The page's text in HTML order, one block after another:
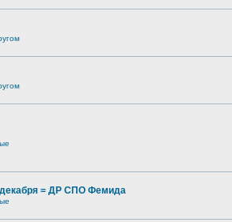
= ДР СПО Фемида